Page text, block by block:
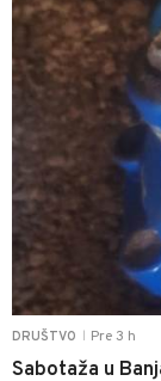
DRUŠTVO Pre 3 h
Sabotaža u